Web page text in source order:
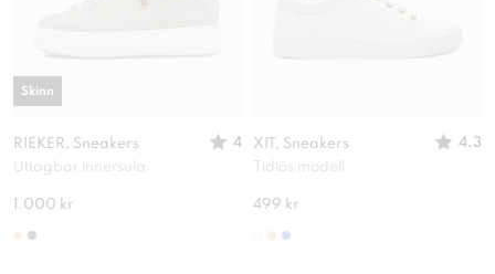
RIEKER, Sneakers
4
Uttagbar innersula
1.000 kr
Skinn
XIT, Sneakers
4.3
Tidlös modell
499 kr